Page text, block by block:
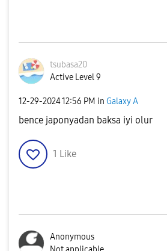
tsubasa20
Active Level 9
‎12-29-202412:56 PM in Galaxy A
bence japonyadan baksa iyi olur
1 Like
Anonymous